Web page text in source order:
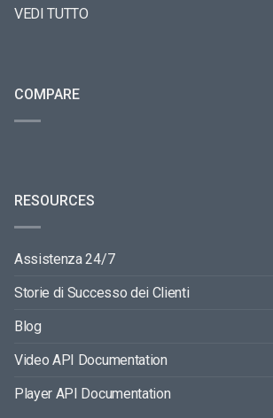
VEDI TUTTO
COMPARE
RESOURCES
Assistenza 24/7
Storie di Successo dei Clienti
Blog
Video API Documentation
Player API Documentation